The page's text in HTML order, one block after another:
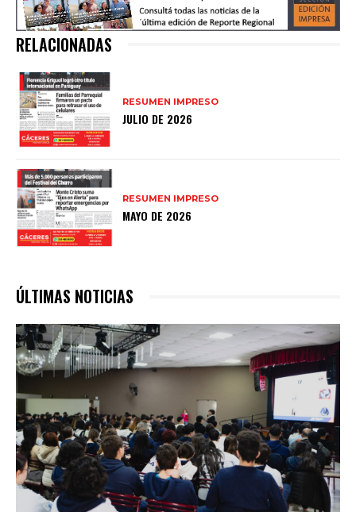
RELACIONADAS
RESUMEN IMPRESO
JULIO DE 2026
RESUMEN IMPRESO
MAYO DE 2026
ÚLTIMAS NOTICIAS